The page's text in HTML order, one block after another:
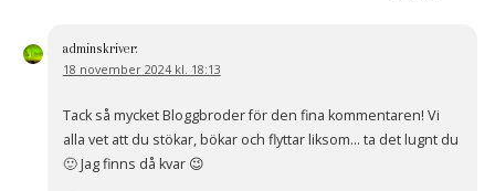
adminskriver:
18 november 2024 kl. 18:13
Tack så mycket Bloggbroder för den fina kommentaren! Vi
alla vet att du stökar, bökar och flyttar liksom… ta det lugnt du
🙂 Jag finns då kvar 😉